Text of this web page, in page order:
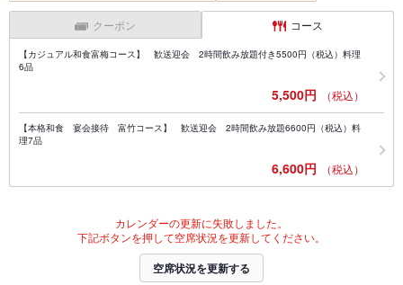
クーポン コース
【カジュアル和食富梅コース】 歓送迎会 2時間飲み放題付き5500円（税込）料理
6品
5,500円 （税込）
【本格和食 宴会接待 富竹コース】 歓送迎会 2時間飲み放題6600円（税込）料
理7品
6,600円 （税込）
カレンダーの更新に失敗しました。
下記ボタンを押して空席状況を更新してください。
空席状況を更新する